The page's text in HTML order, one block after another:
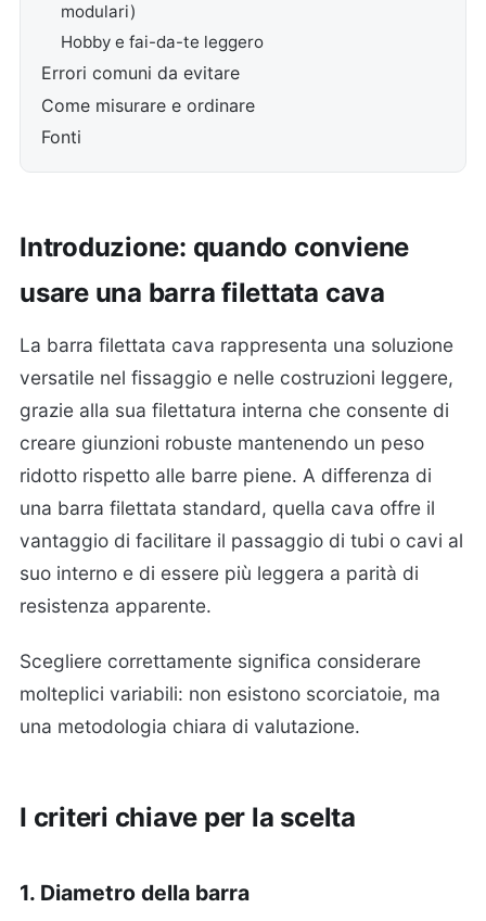
modulari)
Hobby e fai-da-te leggero
Errori comuni da evitare
Come misurare e ordinare
Fonti
Introduzione: quando conviene
usare una barra filettata cava
La barra filettata cava rappresenta una soluzione
versatile nel fissaggio e nelle costruzioni leggere,
grazie alla sua filettatura interna che consente di
creare giunzioni robuste mantenendo un peso
ridotto rispetto alle barre piene. A differenza di
una barra filettata standard, quella cava offre il
vantaggio di facilitare il passaggio di tubi o cavi al
suo interno e di essere più leggera a parità di
resistenza apparente.
Scegliere correttamente significa considerare
molteplici variabili: non esistono scorciatoie, ma
una metodologia chiara di valutazione.
I criteri chiave per la scelta
1. Diametro della barra